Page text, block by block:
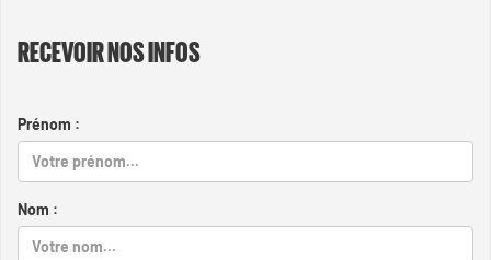
RECEVOIR NOS INFOS
Prénom :
Nom :